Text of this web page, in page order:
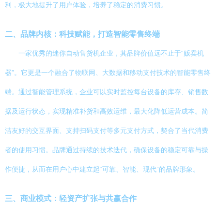
利，极大地提升了用户体验，培养了稳定的消费习惯。
二、品牌内核：科技赋能，打造智能零售终端
一家优秀的迷你自动售货机企业，其品牌价值远不止于“贩卖机
器”。它更是一个融合了物联网、大数据和移动支付技术的智能零售终
端。通过智能管理系统，企业可以实时监控每台设备的库存、销售数
据及运行状态，实现精准补货和高效运维，最大化降低运营成本。简
洁友好的交互界面、支持扫码支付等多元支付方式，契合了当代消费
者的使用习惯。品牌通过持续的技术迭代，确保设备的稳定可靠与操
作便捷，从而在用户心中建立起“可靠、智能、现代”的品牌形象。
三、商业模式：轻资产扩张与共赢合作